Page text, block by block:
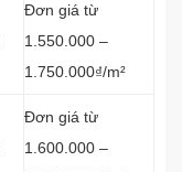
Đơn giá từ
1.550.000 –
1.750.000₫/m²
Đơn giá từ
1.600.000 –